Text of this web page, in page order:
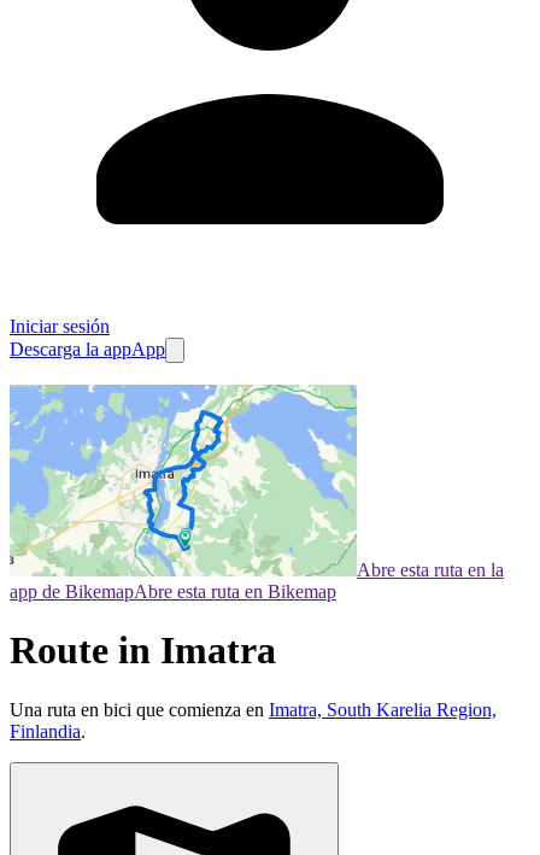
Iniciar sesión
Descarga la appApp
Abre esta ruta en la
app de BikemapAbre esta ruta en Bikemap
Route in Imatra
Una ruta en bici que comienza en Imatra, South Karelia Region,
Finlandia.